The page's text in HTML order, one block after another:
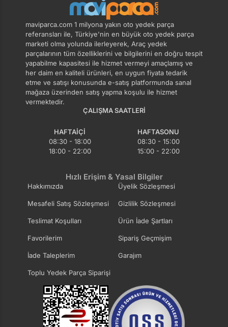
maviparca.com 1 milyona yakın oto yedek parça
referansları ile, Türkiye'nin en büyük oto yedek parça
marketi olma yolunda ilerleyerek, Araç yedek
parçalarının tüm özelliklerini ve bilgilerini en doğru tespit
yapabilme kapasitesi ile hizmet vermeyi amaçlamış ve
her daim en kaliteli ürünleri, en uygun fiyata tedarik
etme ve satışı konusunda e-satış platformunda sanal
mağaza üzerinden satış yapma koşulu ile hizmet
vermektedir.
ÇALIŞMA SAATLERI
HAFTAIÇI
08:30 - 18:00
18:00 - 22:00
HAFTASONU
08:30 - 15:00
15:00 - 22:00
Hızlı Erişim & Yasal Bilgiler
Hakkımızda Üyelik Sözleşmesi
Mesafeli Satış Sözleşmesi Gizlilik Sözleşmesi
Teslimat Koşulları Ürün İade Şartları
Favorilerim Sipariş Geçmişim
İade Taleplerim Garajım
Toplu Yedek Parça Siparişi